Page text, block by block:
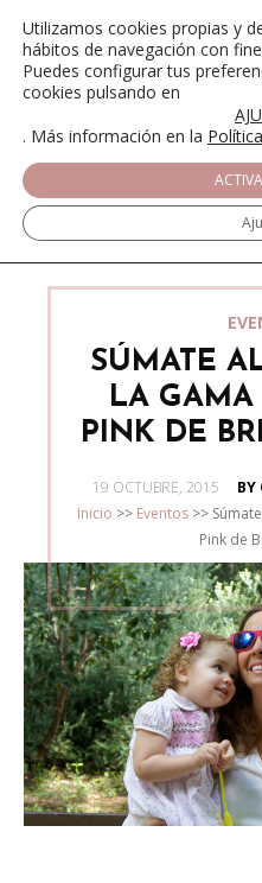
SÚMATE
LA GAMA
PINK DE
POSTED
19 OCTUBRE, 2015
BY
Inicio >> Eventos>>
Pink de
Utilizamos cookies propias y
hábitos de navegación con
Puedes configurar tus
cookies pulsando en
. Más información en la